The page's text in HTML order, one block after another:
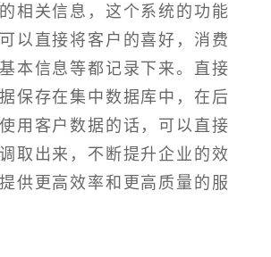
相关信息，这个系统的功能
以直接将客户的喜好，消费
本信息等都记录下来。直接
保存在集中数据库中，在后
用客户数据的话，可以直接
取出来，不断提升企业的效
供更高效率和更高质量的服